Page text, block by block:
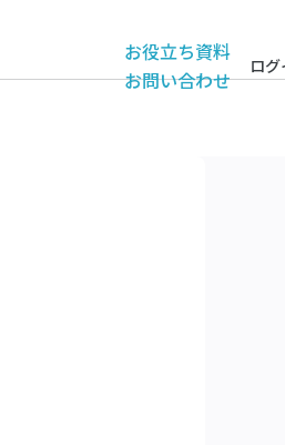
お役立ち資料
お問い合わせ
ロ